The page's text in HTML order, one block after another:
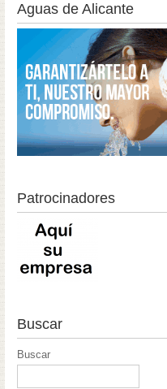
Aguas de Alicante
Patrocinadores
Buscar
Buscar